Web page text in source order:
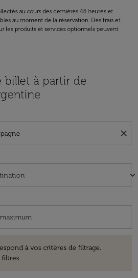
au cours des dernières 48 heures et
au moment de la réservation. Des frais et
les produits et services optionnels peuvent
billet à partir de
close
keyboard_arrow_down
à vos critères de filtrage.
filtres.